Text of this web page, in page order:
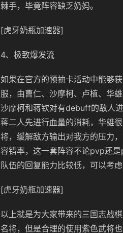
棘手，毕竟阵容缺乏奶妈。
[虎牙奶瓶加速器]
4、极致爆发流
如果在官方的预抽卡活动中能够
服，由曹仁、沙摩柯、卢植、华
沙摩柯和蒋钦对有debuff的敌人
蒋二人先进行血量的消耗，华雄
将，缓解敌方输出对我方的压力
容错率，这一套阵容不论pvp还是
队伍的回复能力比较低，可以考
[虎牙奶瓶加速器]
以上就是为大家带来的三国志战
名将，但是合理的使用紫色武将